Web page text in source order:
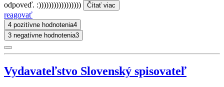
odpoveď. :)))))))))))))))))
Čítať viac
reagovať
4 pozitívne hodnotenia4
3 negatívne hodnotenia3
Vydavateľstvo Slovenský spisovateľ